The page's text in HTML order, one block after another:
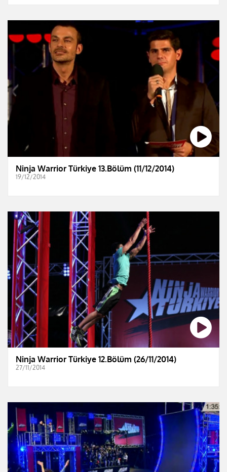
Ninja Warrior Türkiye 13.Bölüm (11/12/2014)
19/12/2014
Ninja Warrior Türkiye 12.Bölüm (26/11/2014)
27/11/2014